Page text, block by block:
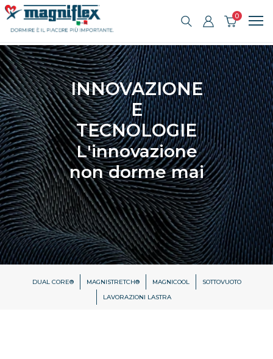
0
INNOVAZIONE
E
TECNOLOGIE
L'innovazione
non dorme mai
DUAL CORE® MAGNISTRETCH® MAGNICOOL
SOTTOVUOTO
LAVORAZIONI LASTRA